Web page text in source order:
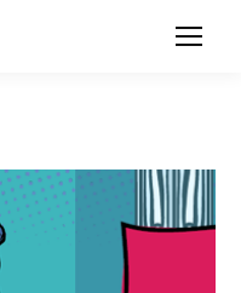
Search: